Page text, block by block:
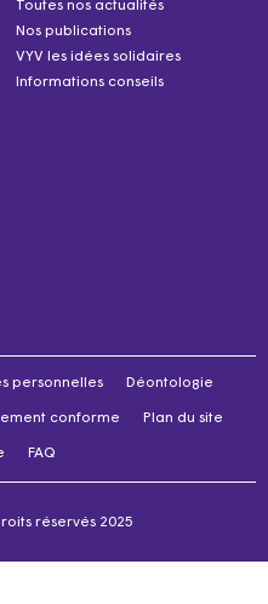
Toutes nos actualités
Nos publications
VYV les idées solidaires
Informations conseils
personnelles Déontologie
conforme Plan du site
FAQ
réservés 2025